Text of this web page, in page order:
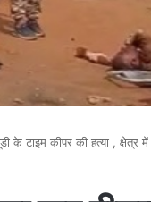
के टाइम कीपर की हत्या ,